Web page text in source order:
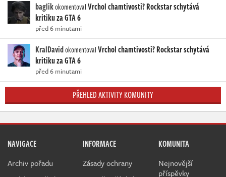
baglikokomentovalVrchol chamtivosti? Rockstar schytává
kritiku za GTA 6
před 6 minutami
KralDavidokomentovalVrchol chamtivosti? Rockstar schytává
kritiku za GTA 6
před 6 minutami
PŘEHLED AKTIVITY KOMUNITY
NAVIGACE
Archiv pořadu
INFORMACE
Zásady ochrany
KOMUNITA
Nejnovější
příspěvky